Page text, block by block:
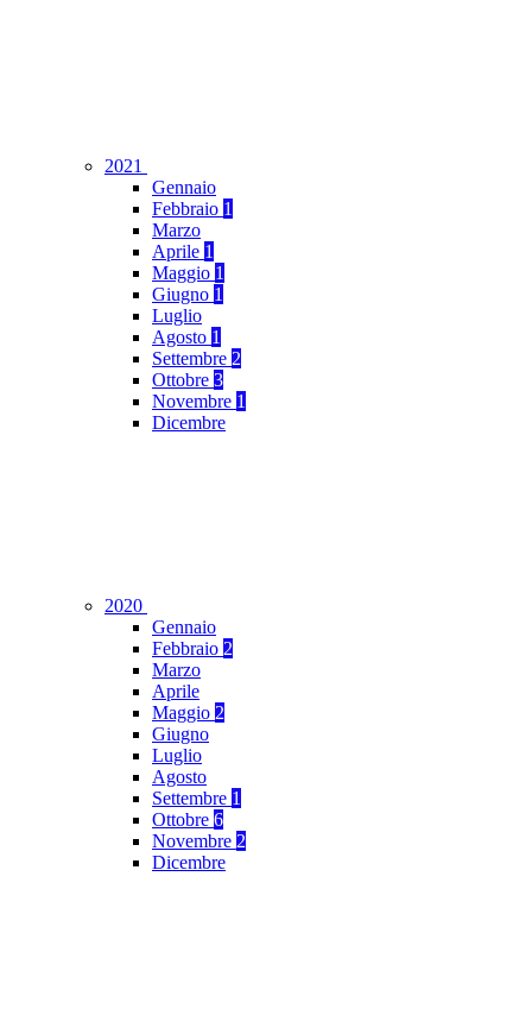
2021
Gennaio
Febbraio 1
Marzo
Aprile 1
Maggio 1
Giugno 1
Luglio
Agosto 1
Settembre 2
Ottobre 3
Novembre 1
Dicembre
2020
Gennaio
Febbraio 2
Marzo
Aprile
Maggio 2
Giugno
Luglio
Agosto
Settembre 1
Ottobre 6
Novembre 2
Dicembre